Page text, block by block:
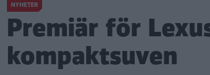
NYHETER
Premiär för
kompaktsuven